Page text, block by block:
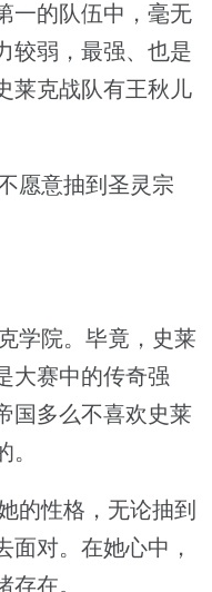
一的队伍中，毫无
较弱，最强、也是
莱克战队有王秋儿
愿意抽到圣灵宗
学院。毕竟，史莱
大赛中的传奇强
国多么不喜欢史莱
的性格，无论抽到
面对。在她心中，
在。